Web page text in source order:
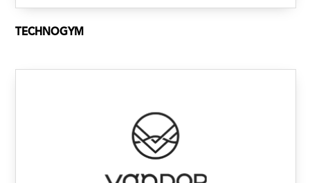
TECHNOGYM